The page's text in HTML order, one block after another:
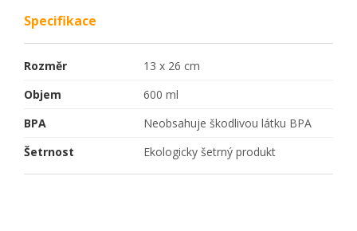
Specifikace
Rozměr
13 x 26 cm
Objem
600 ml
BPA
Neobsahuje škodlivou látku BPA
Šetrnost
Ekologicky šetrný produkt